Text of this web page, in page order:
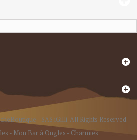
- SAS iGilli. All Rights Reserved.
- Mon Bar à Ongles - Charmies